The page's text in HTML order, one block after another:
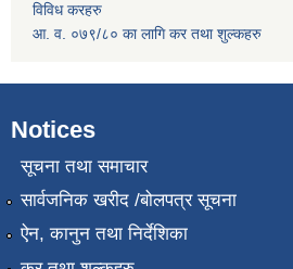
विविध करहरु
आ. व. ०७९/८० का लागि कर तथा शुल्कहरु
Notices
सूचना तथा समाचार
सार्वजनिक खरीद /बोलपत्र सूचना
ऐन, कानुन तथा निर्देशिका